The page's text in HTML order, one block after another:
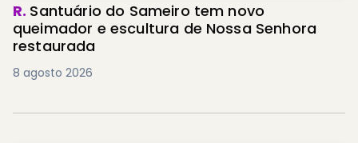
R. Santuário do Sameiro tem novo
queimador e escultura de Nossa Senhora
restaurada
8 agosto 2026